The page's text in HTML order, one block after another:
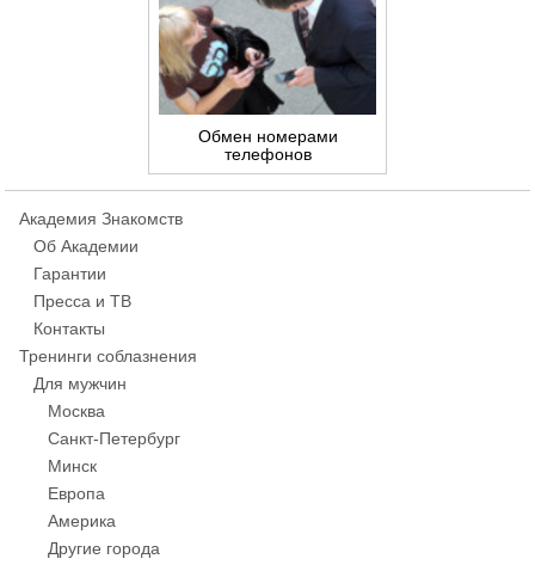
Обмен номерами
телефонов
Академия Знакомств
Об Академии
Гарантии
Пресса и ТВ
Контакты
Тренинги соблазнения
Для мужчин
Москва
Санкт-Петербург
Минск
Европа
Америка
Другие города